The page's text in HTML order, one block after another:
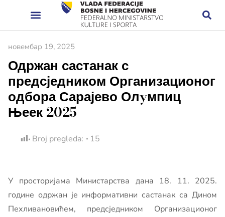
новембар 19, 2025
Одржан састанак с
предсједником Организационог
одбора Сарајево Олyмпиц
Њеек 2025
Broj pregleda: 15
У просторијама Министарства дана 18. 11. 2025.
године одржан је информативни састанак са Дином
Пехливановићем, предсједником Организационог